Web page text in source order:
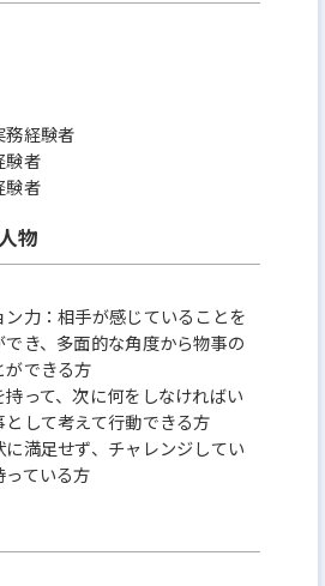
経験者
験者
験者
物
力：相手が感じていることを
き、多面的な角度から物事の
ができる方
って、次に何をしなければい
して考えて行動できる方
満足せず、チャレンジしてい
っている方